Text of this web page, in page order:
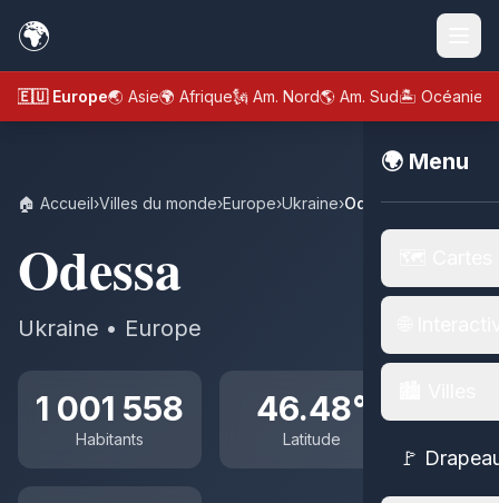
🌍
🇪🇺 Europe🌏 Asie🌍 Afrique🗽 Am. Nord🌎 Am. Sud🏝️ Océanie
🌍 Menu
🚩
🏠 Accueil›Villes du monde›Europe›Ukraine›Odessa
Odessa
Ukraine • Europe
1 001 558
Habitants
46.48°
Latitude